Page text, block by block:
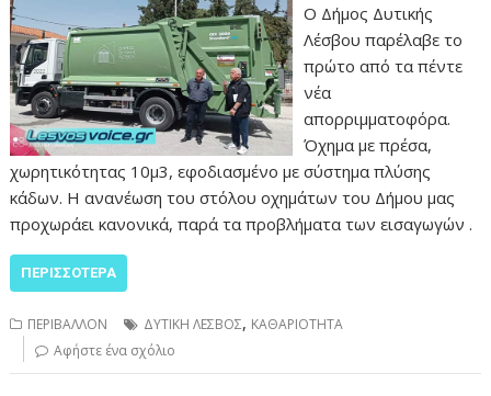
Ο Δήμος Δυτικής
Λέσβου παρέλαβε το
πρώτο από τα πέντε
νέα
απορριμματοφόρα.
Όχημα με πρέσα,
χωρητικότητας 10μ3, εφοδιασμένο με σύστημα πλύσης
κάδων. Η ανανέωση του στόλου οχημάτων του Δήμου μας
προχωράει κανονικά, παρά τα προβλήματα των εισαγωγών .
ΠΕΡΙΣΣΌΤΕΡΑ
ΠΕΡΙΒΑΛΛΟΝ ΔΥΤΙΚΗ ΛΕΣΒΟΣ, ΚΑΘΑΡΙΟΤΗΤΑ
Αφήστε ένα σχόλιο